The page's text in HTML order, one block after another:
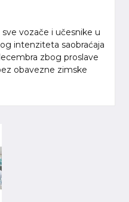
sve vozače i učesnike u
intenziteta saobraćaja
zbog proslave
obavezne zimske